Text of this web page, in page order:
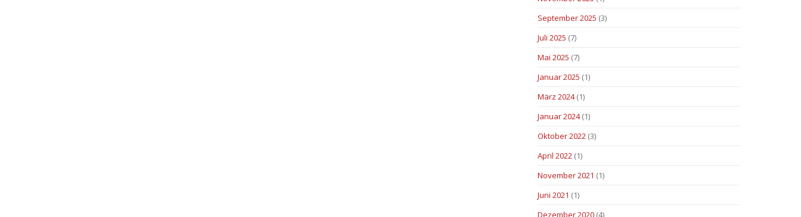
September 2025 (3)
Juli 2025 (7)
Mai 2025 (7)
Januar 2025 (1)
März 2024(1)
Januar 2024(1)
Oktober 2022 (3)
April 2022 (1)
November 2021 (1)
Juni 2021 (1)
Dezember 2020 (4)